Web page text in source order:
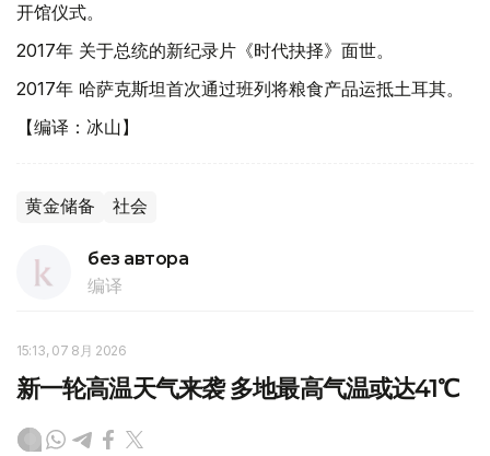
开馆仪式。
2017年 关于总统的新纪录片《时代抉择》面世。
2017年 哈萨克斯坦首次通过班列将粮食产品运抵土耳其。
【编译：冰山】
黄金储备 社会
без автора
编译
15:13, 07 8月 2026
新一轮高温天气来袭 多地最高气温或达41℃